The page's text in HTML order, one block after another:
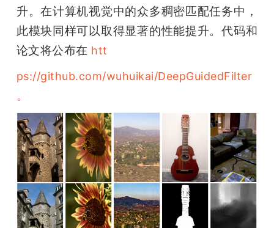
升。在计算机视觉中的众多稠密匹配任务中，
此模块同样可以取得显著的性能提升。代码和
论文将公布在 htt
ps://github.com/wuhuikai/DeepGuidedFilter
。